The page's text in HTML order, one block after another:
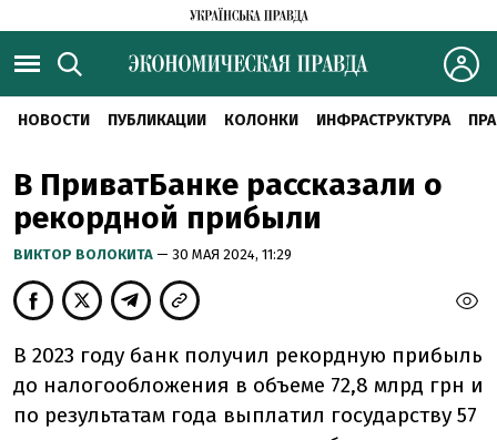
НОВОСТИ ПУБЛИКАЦИИ КОЛОНКИ ИНФРАСТРУКТУРА
В ПриватБанке рассказали о
рекордной прибыли
ВИКТОР ВОЛОКИТА — 30 МАЯ 2024, 11:29
В 2023 году банк получил рекордную прибыль
до налогообложения в объеме 72,8 млрд грн и
по результатам года выплатил государству 57